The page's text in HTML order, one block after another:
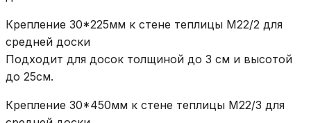
Крепление 30*225мм к стене теплицы М22/2 для
средней доски
Подходит для досок толщиной до 3 см и высотой
до 25см.
Крепление 30*450мм к стене теплицы М22/3 для